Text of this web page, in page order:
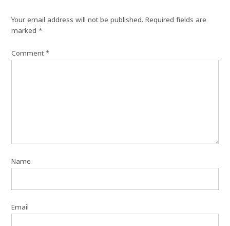
Your email address will not be published. Required fields are
marked*
Comment*
Name
Email